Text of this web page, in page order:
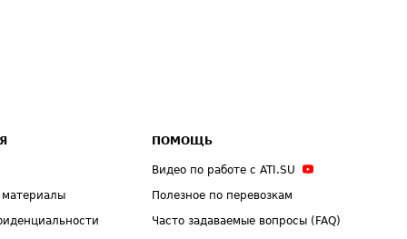
ПОМОЩЬ
Видео по работе с ATI.SU
Полезное по перевозкам
Часто задаваемые вопросы (FAQ)